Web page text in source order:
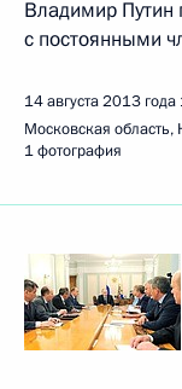
Владимир Путин
с постоянными
14 августа 2013 года
Московская область,
1 фотография